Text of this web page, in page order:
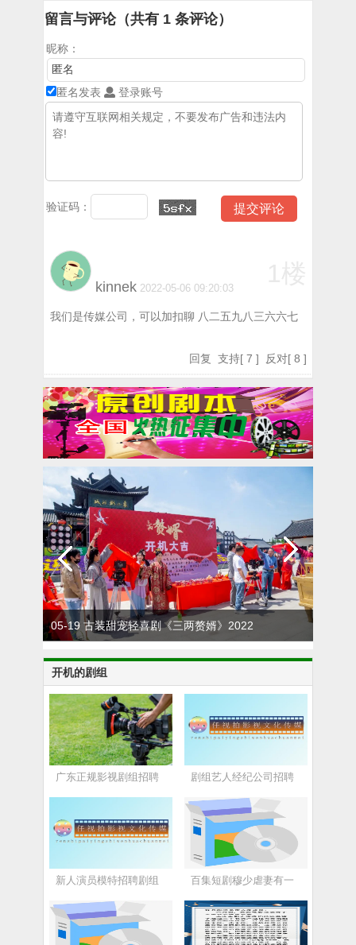
留言与评论（共有 1 条评论）
昵称：
匿名发表 登录账号
验证码：
kinnek 2022-05-06 09:20:03
我们是传媒公司，可以加扣聊 八二五九八三六六七
回复 支持[7 ] 反对[8 ]
05-19 古装甜宠轻喜剧《三两赘婿》2022
年5月5日在象山影视城神雕广场举行开机
仪式
开机的剧组
广东正规影视剧组招聘 剧组艺人经纪公司招聘
新人演员模特招聘剧组 百集短剧穆少虐妻有一